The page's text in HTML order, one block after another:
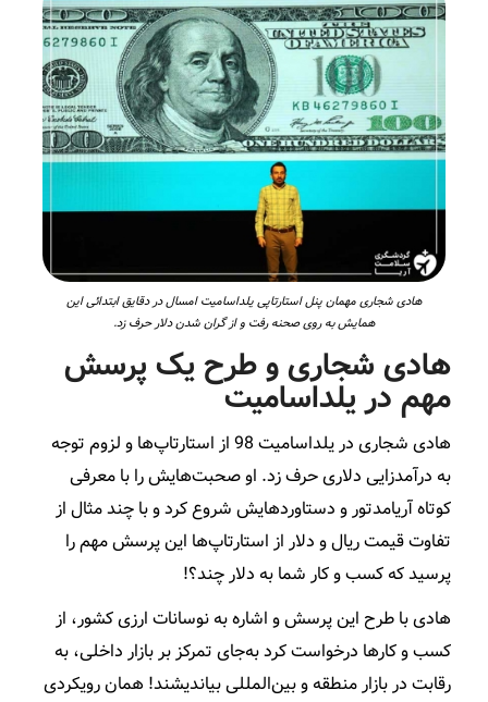
هادی شجاری مهمان پنل استارتاپی یلداسامیت امسال در دقایق ابتدائی این
همایش به روی صحنه رفت و از گران شدن دلار حرف زد.
هادی شجاری و طرح یک پرسش
مهم در یلداسامیت
هادی شجاری در یلداسامیت 98 از استارتاپ‌ها و لزوم توجه
به درآمدزایی دلاری حرف زد. او صحبت‌هایش را با معرفی
کوتاه آریامدتور و دستاوردهایش شروع کرد و با چند مثال از
تفاوت قیمت ریال و دلار از استارتاپ‌ها این پرسش مهم را
پرسید که کسب و کار شما به دلار چند؟!
هادی با طرح این پرسش و اشاره به نوسانات ارزی کشور، از
کسب و کارها درخواست کرد به‌جای تمرکز بر بازار داخلی، به
رقابت در بازار منطقه و بین‌المللی بیاندیشند! همان رویکردی